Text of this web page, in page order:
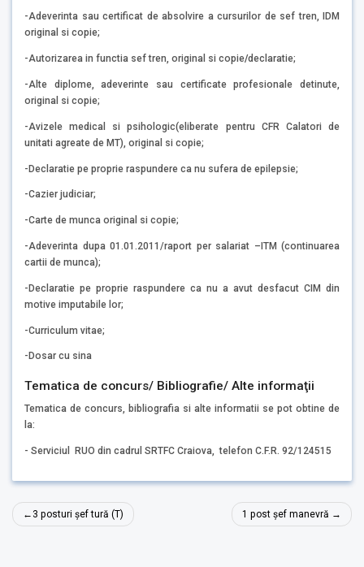
-Adeverinta sau certificat de absolvire a cursurilor de sef tren, IDM
original si copie;
-Autorizarea in functia sef tren, original si copie/declaratie;
-Alte diplome, adeverinte sau certificate profesionale detinute,
original si copie;
-Avizele medical si psihologic(eliberate pentru CFR Calatori de
unitati agreate de MT), original si copie;
-Declaratie pe proprie raspundere ca nu sufera de epilepsie;
-Cazier judiciar;
-Carte de munca original si copie;
-Adeverinta dupa 01.01.2011/raport per salariat –ITM (continuarea
cartii de munca);
-Declaratie pe proprie raspundere ca nu a avut desfacut CIM din
motive imputabile lor;
-Curriculum vitae;
-Dosar cu sina
Tematica de concurs/ Bibliografie/ Alte informaţii
Tematica de concurs, bibliografia si alte informatii se pot obtine de
la:
- Serviciul RUO din cadrul SRTFC Craiova, telefon C.F.R. 92/124515
Navigare
în
3 posturi șef tură (T) 1 post șef manevră